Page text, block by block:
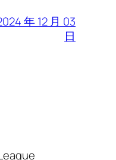
年 12 月 03
日